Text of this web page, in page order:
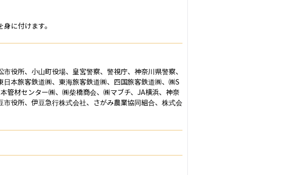
に付けます。
役所、小山町役場、皇宮警察、警視庁、神奈川県警察、
本旅客鉄道㈱、東海旅客鉄道㈱、四国旅客鉄道㈱、㈱S
管材センター㈱、㈱柴橋商会、㈱マブチ、JA横浜、神奈
役所、伊豆急行株式会社、さがみ農業協同組合、株式会